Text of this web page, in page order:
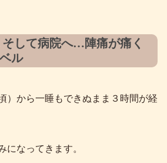
して病院へ…陣痛が痛く
ル
）から一睡もできぬまま３時間が経
になってきます。